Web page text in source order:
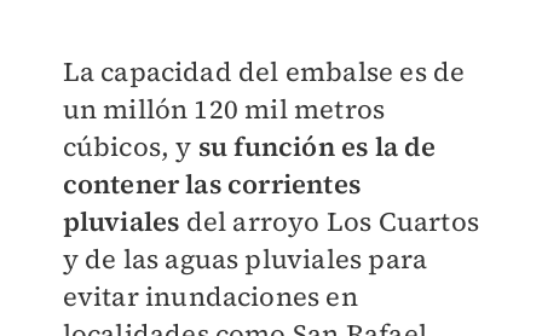
La capacidad del embalse es de
un millón 120 mil metros
cúbicos, y su función es la de
contener las corrientes
pluviales del arroyo Los Cuartos
y de las aguas pluviales para
evitar inundaciones en